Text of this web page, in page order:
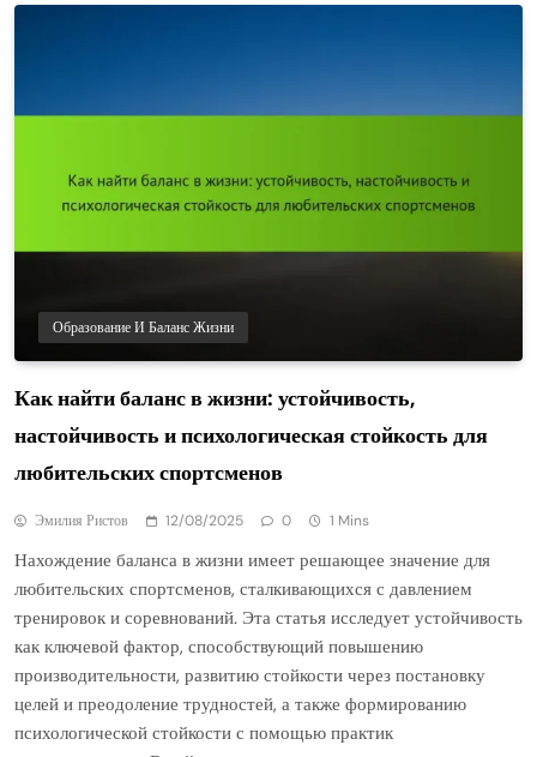
Образование И Баланс Жизни
Как найти баланс в жизни: устойчивость,
настойчивость и психологическая стойкость для
любительских спортсменов
Эмилия Ристов 12/08/2025 0 1 Mins
Нахождение баланса в жизни имеет решающее значение для
любительских спортсменов, сталкивающихся с давлением
тренировок и соревнований. Эта статья исследует устойчивость
как ключевой фактор, способствующий повышению
производительности, развитию стойкости через постановку
целей и преодоление трудностей, а также формированию
психологической стойкости с помощью практик